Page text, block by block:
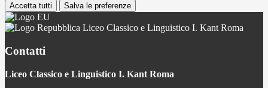
Accetta tutti Salva le preferenze
Liceo Classico e Linguistico I. Kant Roma
Contatti
Liceo Classico e Linguistico I. Kant Roma